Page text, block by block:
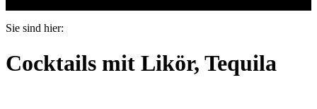
Sie sind hier:
Cocktails mit Likör, Tequila